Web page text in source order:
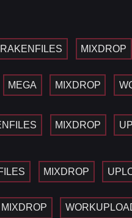
MIXDROP
MEGA MIXDROP
MIXDROP
MIXDROP
MIXDROP